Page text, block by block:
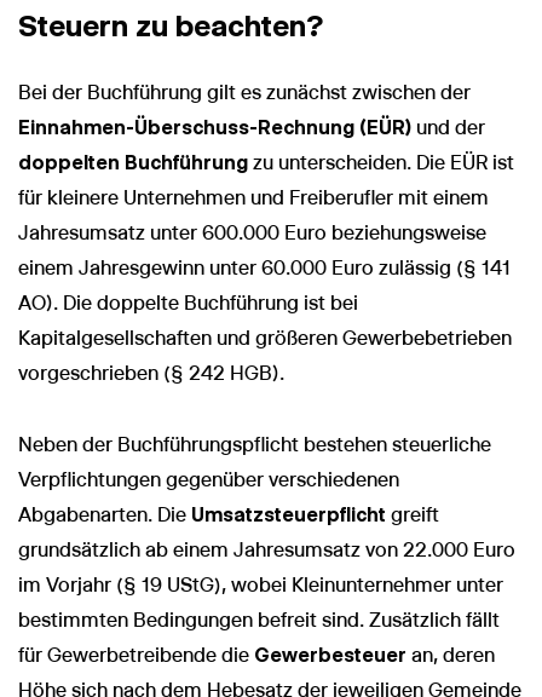
Steuern zu beachten?
Bei der Buchführung gilt es zunächst zwischen der
Einnahmen-Überschuss-Rechnung (EÜR) und der
doppelten Buchführung zu unterscheiden. Die EÜR ist
für kleinere Unternehmen und Freiberufler mit einem
Jahresumsatz unter 600.000 Euro beziehungsweise
einem Jahresgewinn unter 60.000 Euro zulässig (§ 141
AO). Die doppelte Buchführung ist bei
Kapitalgesellschaften und größeren Gewerbebetrieben
vorgeschrieben (§ 242 HGB).
Neben der Buchführungspflicht bestehen steuerliche
Verpflichtungen gegenüber verschiedenen
Abgabenarten. Die Umsatzsteuerpflicht greift
grundsätzlich ab einem Jahresumsatz von 22.000 Euro
im Vorjahr (§ 19 UStG), wobei Kleinunternehmer unter
bestimmten Bedingungen befreit sind. Zusätzlich fällt
für Gewerbetreibende die Gewerbesteuer an, deren
Höhe sich nach dem Hebesatz der jeweiligen Gemeinde
Wir nutzen Cookies und Pixel um Dir die bestmögliche
Pixeln gesammelten Daten werden zur Optimierung unserer
Webseite genutzt und um Beglaubigt.de-Nutzern und
potenziellen Neukunden die für sie relevantesten
Mehr erfahren
ALLE AKZEPTIEREN
Cookie Einstellungen